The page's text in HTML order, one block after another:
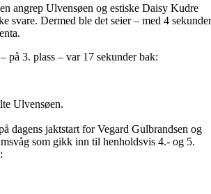
angrep Ulvensøen og estiske Daisy Kudre
svare. Dermed ble det seier – med 4 sekunder
på 3. plass – var 17 sekunder bak:
Ulvensøen.
dagens jaktstart for Vegard Gulbrandsen og
som gikk inn til henholdsvis 4.- og 5.